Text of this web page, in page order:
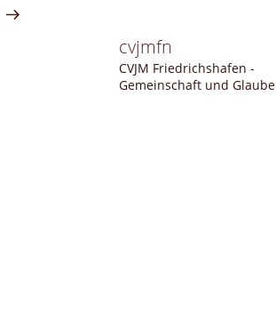
Beitrag
cvjmfn
CVJM Friedrichshafen -
Gemeinschaft und Glaube